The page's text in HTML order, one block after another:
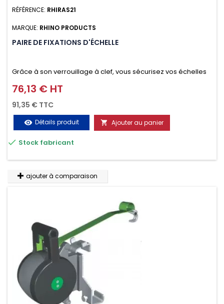
RÉFÉRENCE: RHIRAS21
MARQUE: RHINO PRODUCTS
PAIRE DE FIXATIONS D'ÉCHELLE
Grâce à son verrouillage à clef, vous sécurisez vos échelles
d'un seul geste aussi bien contre le vol que pendant le
transport. Référence vendue par paire.
Prix
76,13 € HT
91,35 € TTC
visibility Détails produit  Ajouter au panier
 Stock fabricant
ajouter à comparaison